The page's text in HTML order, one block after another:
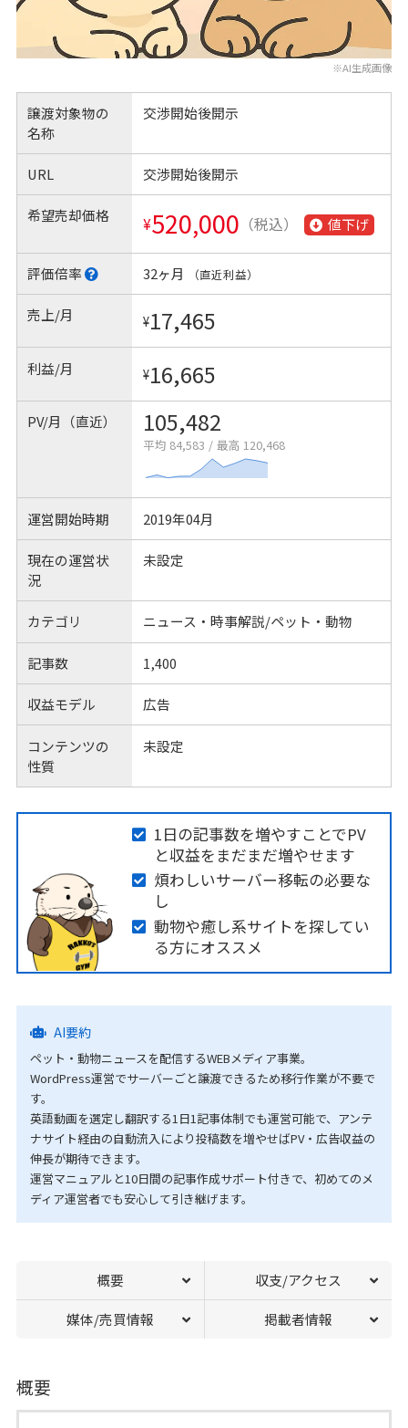
※AI生成画像
譲渡対象物の
名称
交渉開始後開示
URL 交渉開始後開示
希望売却価格 ¥520,000 （税込） 値下げ
評価倍率 32ヶ月 （直近利益）
売上/月 ¥17,465
利益/月 ¥16,665
PV/月（直近） 105,482
平均 84,583 / 最高 120,468
運営開始時期 2019年04月
現在の運営状
況
未設定
カテゴリ ニュース・時事解説/ペット・動物
記事数 1,400
収益モデル 広告
コンテンツの
性質
未設定
1日の記事数を増やすことでPV
と収益をまだまだ増やせます
煩わしいサーバー移転の必要な
し
動物や癒し系サイトを探してい
る方にオススメ
AI要約
ペット・動物ニュースを配信するWEBメディア事業。
WordPress運営でサーバーごと譲渡できるため移行作業が不要で
す。
英語動画を選定し翻訳する1日1記事体制でも運営可能で、アンテ
ナサイト経由の自動流入により投稿数を増やせばPV・広告収益の
伸長が期待できます。
運営マニュアルと10日間の記事作成サポート付きで、初めてのメ
ディア運営者でも安心して引き継げます。
概要 収支/アクセス
媒体/売買情報 掲載者情報
概要